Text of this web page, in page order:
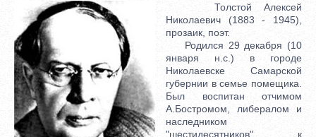
Толстой Алексей
Николаевич (1883 - 1945),
прозаик, поэт.
Родился 29 декабря (10
января н.с.) в городе
Николаевске Самарской
губернии в семье помещика.
Был воспитан отчимом
А.Бостромом, либералом и
наследником
"шестидесятников", к